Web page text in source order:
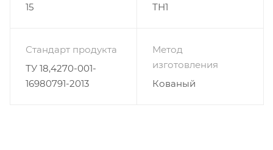
15
ТН1
Стандарт продукта
ТУ 18,4270-001-
16980791-2013
Метод
изготовления
Кованый